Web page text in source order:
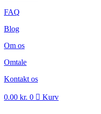
FAQ
Blog
Om os
Omtale
Kontakt os
0.00 kr. 0 Kurv